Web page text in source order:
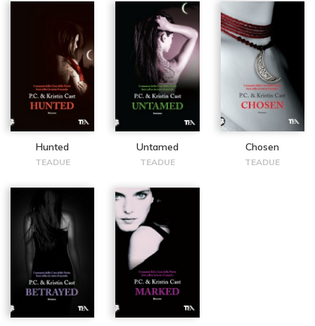
Hunted
TEADUE
Untamed
TEADUE
Chosen
TEADUE